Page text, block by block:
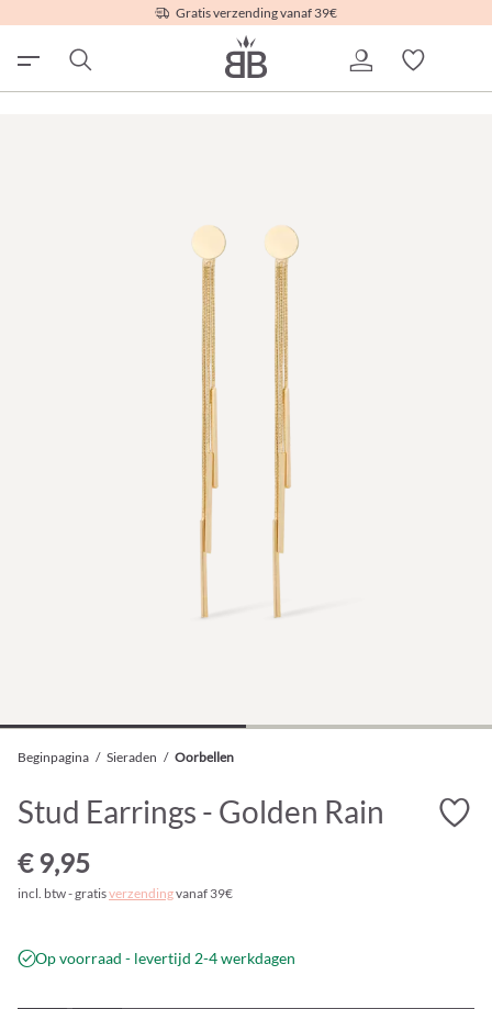
Gratis verzending vanaf 39€
Beginpagina / Sieraden / Oorbellen
Stud Earrings - Golden Rain
€ 9,95
incl. btw - gratisverzendingvanaf 39€
Op voorraad - levertijd 2-4 werkdagen